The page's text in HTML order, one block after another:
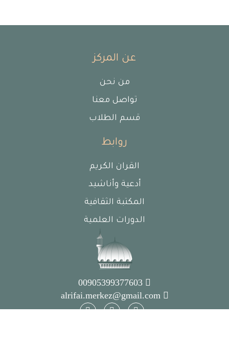
عن المركز
من نحن
تواصل معنا
قسم الطلاب
روابط
القران الكريم
أدعية وأناشيد
المكتبة الثقافية
الدورات العلمية
00905399377603